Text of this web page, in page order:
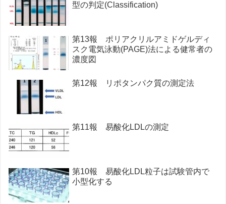
型の判定(Classification)
第13報 ポリアクリルアミドゲルディ
スク電気泳動(PAGE)法による健常者の
濃度図
第12報 リポタンパク質の測定法
第11報 易酸化LDLの測定
第10報 易酸化LDL粒子は試験管内で
小型化する